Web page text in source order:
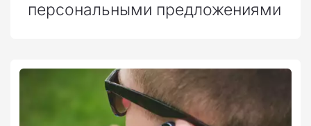
персональными предложениями